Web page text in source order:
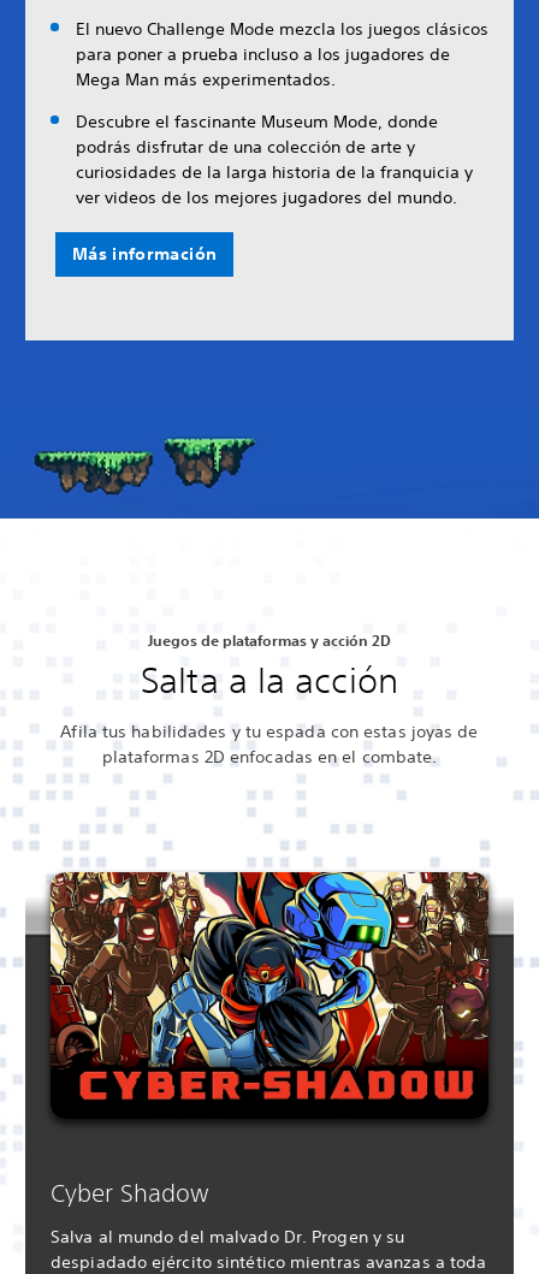
El nuevo Challenge Mode mezcla los juegos clásicos
para poner a prueba incluso a los jugadores de
Mega Man más experimentados.
Descubre el fascinante Museum Mode, donde
podrás disfrutar de una colección de arte y
curiosidades de la larga historia de la franquicia y
ver videos de los mejores jugadores del mundo.
Más información
Juegos de plataformas y acción 2D
Salta a la acción
Afila tus habilidades y tu espada con estas joyas de
plataformas 2D enfocadas en el combate.
Cyber Shadow
Salva al mundo del malvado Dr. Progen y su
despiadado ejército sintético mientras avanzas a toda